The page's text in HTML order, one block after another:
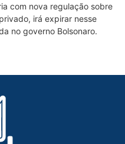
com nova regulação sobre
irá expirar nesse
no governo Bolsonaro.